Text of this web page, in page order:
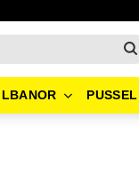
PUSSEL